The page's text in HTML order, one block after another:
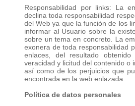
Responsabilidad por links: La
declina toda responsabilidad
del Web ya que la función de los
informar al Usuario sobre la
sobre un tema en concreto. La
exonera de toda responsabilidad
enlaces, del resultado
veracidad y licitud del contenido o
así como de los perjuicios que
encontrada en la web enlazada.
Política de datos personales